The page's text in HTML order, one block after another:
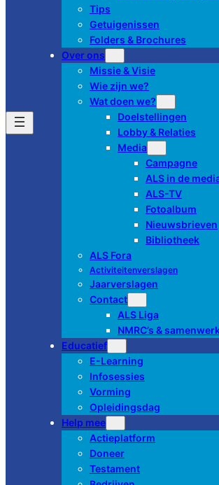
Tips
Getuigenissen
Folders & Brochures
Over ons
Missie & Visie
Wie zijn we?
Wat doen we?
Doelstellingen
Lobby & Relaties
Media
Campagne
ALS in de
ALS-TV
Fotoalbum
Nieuwsbrieven
Bibliotheek
ALS Fora
Activiteitenverslagen
Jaarverslagen
Contact
ALS Liga
NMRC’s &
Educatief
E-Learning
Infosessies
Vorming
Opleidingsdag
Help mee
Actieplatform
Doneer
Testament